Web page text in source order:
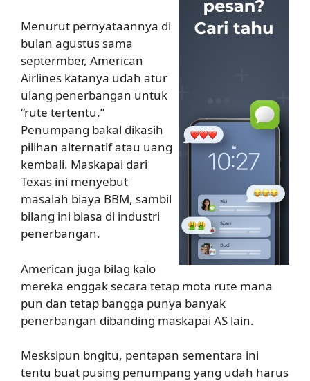
Menurut pernyataannya di
bulan agustus sama
septermber, American
Airlines katanya udah atur
ulang penerbangan untuk
“rute tertentu.”
Penumpang bakal dikasih
pilihan alternatif atau uang
kembali. Maskapai dari
Texas ini menyebut
masalah biaya BBM, sambil
bilang ini biasa di industri
penerbangan.
American juga bilag kalo
mereka enggak secara tetap mota rute mana
pun dan tetap bangga punya banyak
penerbangan dibanding maskapai AS lain.
Mesksipun bngitu, pentapan sementara ini
tentu buat pusing penumpang yang udah harus